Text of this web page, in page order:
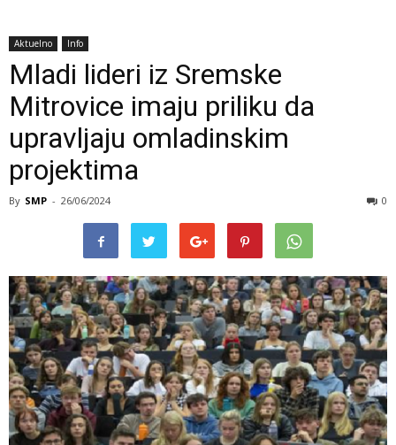
Aktuelno Info
Mladi lideri iz Sremske
Mitrovice imaju priliku da
upravljaju omladinskim
projektima
By SMP - 26/06/2024 0